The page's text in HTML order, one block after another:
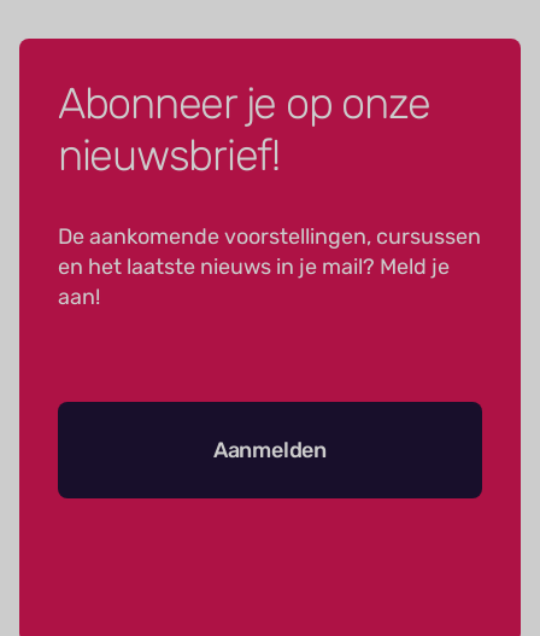
Abonneer je op onze
nieuwsbrief!
De aankomende voorstellingen, cursussen
en het laatste nieuws in je mail? Meld je
aan!
Aanmelden